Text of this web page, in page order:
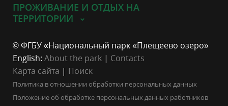
ПРОЖИВАНИЕ И ОТДЫХ НА
ТЕРРИТОРИИ
© ФГБУ «Национальный парк «Плещеево озеро»
English: About the park | Contacts
Карта сайта | Поиск
Политика в отношении обработки персональных данных
Положение об обработке персональных данных работников